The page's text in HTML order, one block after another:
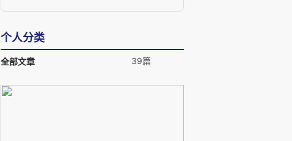
个人分类
全部文章 39篇